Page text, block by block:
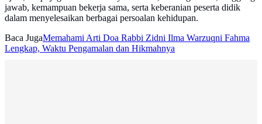
jawab, kemampuan bekerja sama, serta keberanian peserta didik
dalam menyelesaikan berbagai persoalan kehidupan.
Baca JugaMemahami Arti Doa Rabbi Zidni Ilma Warzuqni Fahma
Lengkap, Waktu Pengamalan dan Hikmahnya